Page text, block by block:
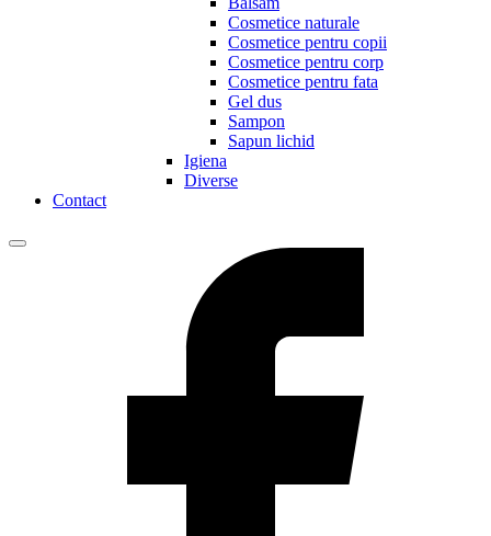
Cosmetice naturale
Cosmetice pentru copii
Cosmetice pentru corp
Cosmetice pentru fata
Gel dus
Sampon
Sapun lichid
Igiena
Diverse
Contact